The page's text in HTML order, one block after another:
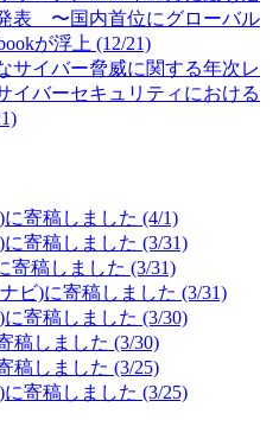
表 〜国内首位にグローバル
が浮上 (12/21)
サイバー脅威に関する年次レ
イバーセキュリティにおける
寄稿しました (4/1)
寄稿しました (3/31)
寄稿しました (3/31)
ビ)に寄稿しました (3/31)
寄稿しました (3/30)
稿しました (3/30)
稿しました (3/25)
寄稿しました (3/25)